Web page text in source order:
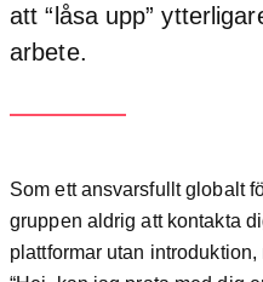
att “låsa upp”
arbete.
Som ett ansvarsfullt globalt
gruppen aldrig att kontakta
plattformar utan